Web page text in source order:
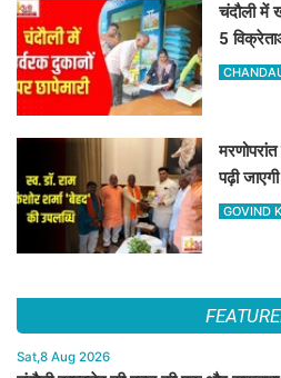
चंदौली में
5
पढ़ी
किशोर
GOVIND K
Sat,8 Aug 2026